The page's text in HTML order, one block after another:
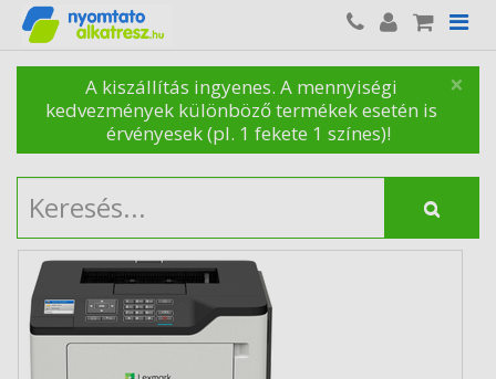
×
A kiszállítás ingyenes. A mennyiségi
kedvezmények különböző termékek esetén is
érvényesek (pl. 1 fekete 1 színes)!